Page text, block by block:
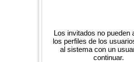
Los invitados no pueden
los perfiles de los
al sistema con un
continuar.